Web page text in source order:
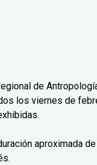
de
los viernes de
aproximada